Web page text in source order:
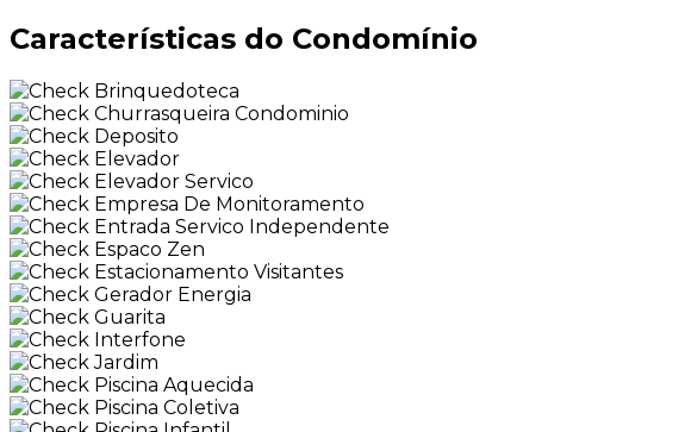
Características do Condomínio
Brinquedoteca
Churrasqueira Condominio
Deposito
Elevador
Elevador Servico
Empresa De Monitoramento
Entrada Servico Independente
Espaco Zen
Estacionamento Visitantes
Gerador Energia
Guarita
Interfone
Jardim
Piscina Aquecida
Piscina Coletiva